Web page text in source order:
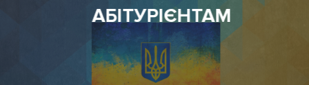
АБІТУРІЄНТАМ